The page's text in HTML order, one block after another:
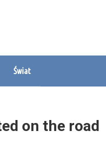
Świat
on the road